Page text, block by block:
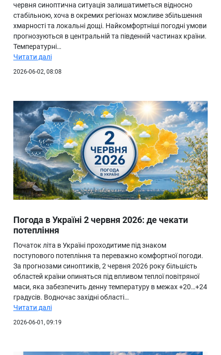
червня синоптична ситуація залишатиметься відносно
стабільною, хоча в окремих регіонах можливе збільшення
хмарності та локальні дощі. Найкомфортніші погодні умови
прогнозуються в центральній та південній частинах країни.
Температурні…
Читати далі
2026-06-02, 08:08
Погода в Україні 2 червня 2026: де чекати
потепління
Початок літа в Україні проходитиме під знаком
поступового потепління та переважно комфортної погоди.
За прогнозами синоптиків, 2 червня 2026 року більшість
областей країни опиняться під впливом теплої повітряної
маси, яка забезпечить денну температуру в межах +20…+24
градусів. Водночас західні області…
Читати далі
2026-06-01, 09:19